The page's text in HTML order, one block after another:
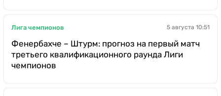
Лига чемпионов 5 августа 10:51
Фенербахче – Штурм: прогноз на первый матч
третьего квалификационного раунда Лиги
чемпионов